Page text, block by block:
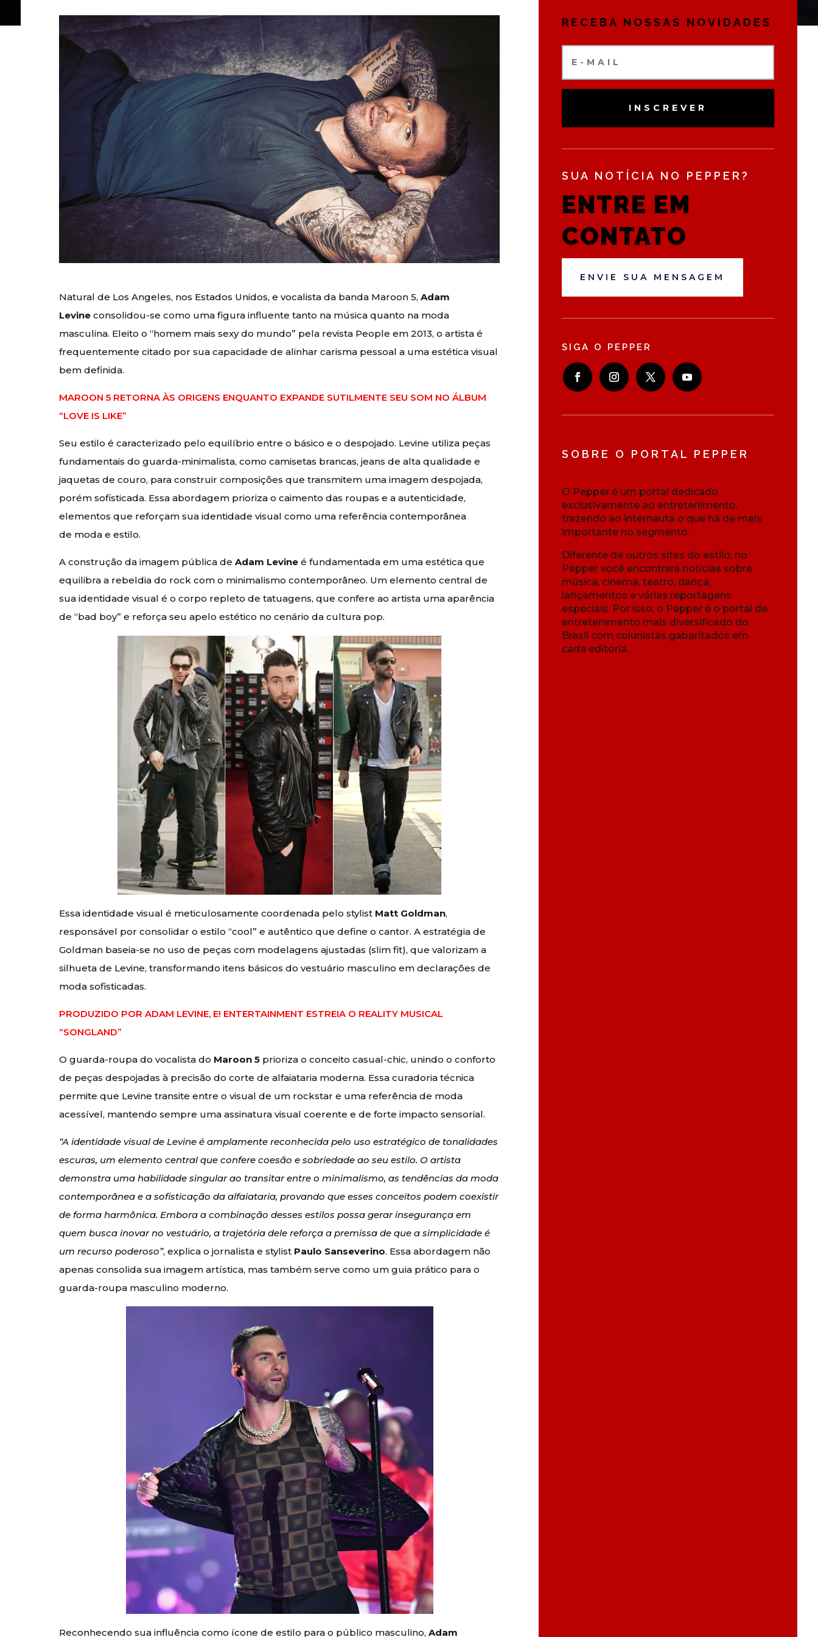
Natural de Los Angeles, nos Estados Unidos, e vocalista da banda Maroon 5,Adam
Levine consolidou-se como uma figura influente tanto na música quanto na moda
masculina. Eleito o “homem mais sexy do mundo” pela revista People em 2013, o artista é
frequentemente citado por sua capacidade de alinhar carisma pessoal a uma estética visual
bem definida.
MAROON 5 RETORNA ÀS ORIGENS ENQUANTO EXPANDE SUTILMENTE SEU SOM NO ÁLBUM
“LOVE IS LIKE”
Seu estilo é caracterizado pelo equilíbrio entre o básico e o despojado. Levine utiliza peças
fundamentais do guarda-minimalista, como camisetas brancas, jeans de alta qualidade e
jaquetas de couro, para construir composições que transmitem uma imagem despojada,
porém sofisticada. Essa abordagem prioriza o caimento das roupas e a autenticidade,
elementos que reforçam sua identidade visual como uma referência contemporânea
de moda e estilo.
A construção da imagem pública deAdam Levine é fundamentada em uma estética que
equilibra a rebeldia do rock com o minimalismo contemporâneo. Um elemento central de
sua identidade visual é o corpo repleto de tatuagens, que confere ao artista uma aparência
de “bad boy” e reforça seu apelo estético no cenário da cultura pop.
Essa identidade visual é meticulosamente coordenada pelo stylist Matt Goldman,
responsável por consolidar o estilo “cool” e autêntico que define o cantor. A estratégia de
Goldman baseia-se no uso de peças com modelagens ajustadas (slim fit), que valorizam a
silhueta de Levine, transformando itens básicos do vestuário masculino em declarações de
moda sofisticadas.
PRODUZIDO POR ADAM LEVINE, E! ENTERTAINMENT ESTREIA O REALITY MUSICAL
“SONGLAND”
O guarda-roupa do vocalista do Maroon 5 prioriza o conceito casual-chic, unindo o conforto
de peças despojadas à precisão do corte de alfaiataria moderna. Essa curadoria técnica
permite que Levine transite entre o visual de um rockstar e uma referência de moda
acessível, mantendo sempre uma assinatura visual coerente e de forte impacto sensorial.
“A identidade visual de Levine é amplamente reconhecida pelo uso estratégico de tonalidades
escuras, um elemento central que confere coesão e sobriedade ao seu estilo. O artista
demonstra uma habilidade singular ao transitar entre o minimalismo, as tendências da moda
contemporânea e a sofisticação da alfaiataria, provando que esses conceitos podem coexistir
de forma harmônica. Embora a combinação desses estilos possa gerar insegurança em
quem busca inovar no vestuário, a trajetória dele reforça a premissa de que a simplicidade é
um recurso poderoso”, explica o jornalista e stylist Paulo Sanseverino. Essa abordagem não
apenas consolida sua imagem artística, mas também serve como um guia prático para o
guarda-roupa masculino moderno.
Reconhecendo sua influência como ícone de estilo para o público masculino,Adam
RECEBA NOSSAS NOVIDADES
INSCREVER
SUA NOTÍCIA NO PEPPER?
ENTRE EM
CONTATO
ENVIE SUA MENSAGEM
SIGA O PEPPER
SOBRE O PORTAL PEPPER
O Pepper é um portal dedicado
exclusivamente ao entretenimento,
trazendo ao internauta o que há de mais
importante no segmento.
Diferente de outros sites do estilo, no
Pepper você encontrará notícias sobre
música, cinema, teatro, dança,
lançamentos e várias reportagens
especiais. Por isso, o Pepper é o portal de
entretenimento mais diversificado do
Brasil com colunistas gabaritados em
cada editoria.